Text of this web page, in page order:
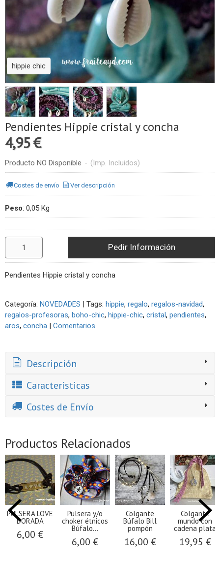
hippie chic
Pendientes Hippie cristal y concha
4,95 €
Producto NO Disponible - (Imp. Incluidos)
Costes de envío Ver descripción
Peso: 0,05 Kg
Pedir Información
Pendientes Hippie cristal y concha
Categoría: NOVEDADES | Tags: hippie regalo regalos-navidad
regalos-profesoras boho-chic hippie-chic cristal pendientes
aros concha | Comentarios
Descripción
Características
Costes de Envío
Productos Relacionados
PULSERA LOVE
DORADA
6,00 €
Pulsera y/o
choker étnicos
Búfalo...
6,00 €
Colgante
Búfalo Bill
pompón
16,00 €
Colgante
mundo con
cadena plata
19,95 €